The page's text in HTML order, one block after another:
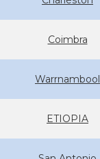
Coimbra
Warrnambool
ETIOPIA